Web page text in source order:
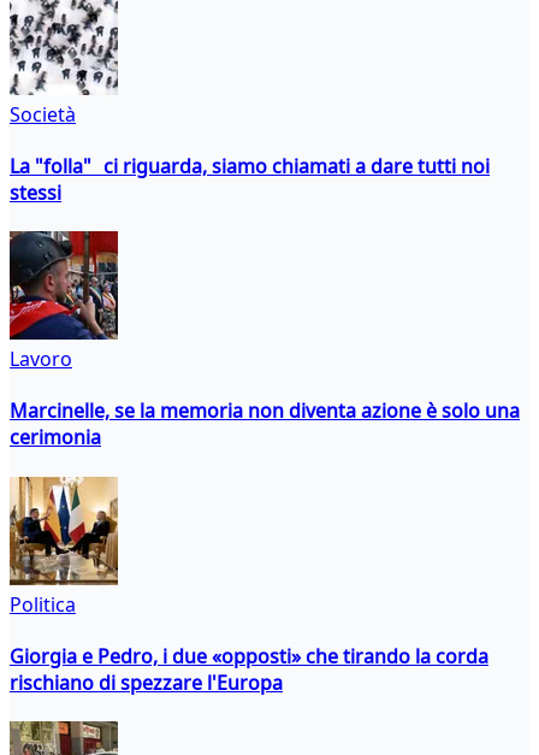
Società
La "folla" ci riguarda, siamo chiamati a dare tutti noi
stessi
Lavoro
Marcinelle, se la memoria non diventa azione è solo una
cerimonia
Politica
Giorgia e Pedro, i due «opposti» che tirando la corda
rischiano di spezzare l'Europa